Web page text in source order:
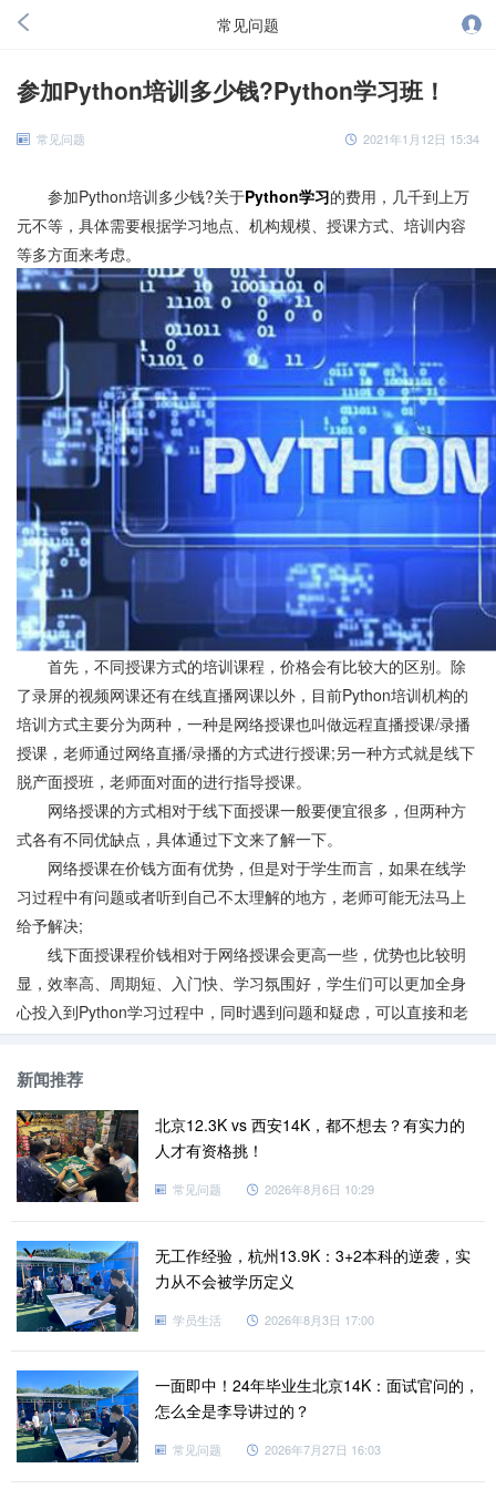
常见问题
参加Python培训多少钱?Python学习班！
常见问题 2021年1月12日 15:34
参加Python培训多少钱?关于Python学习的费用，几千到上万
元不等，具体需要根据学习地点、机构规模、授课方式、培训内容
等多方面来考虑。
首先，不同授课方式的培训课程，价格会有比较大的区别。除
了录屏的视频网课还有在线直播网课以外，目前Python培训机构的
培训方式主要分为两种，一种是网络授课也叫做远程直播授课/录播
授课，老师通过网络直播/录播的方式进行授课;另一种方式就是线下
脱产面授班，老师面对面的进行指导授课。
网络授课的方式相对于线下面授课一般要便宜很多，但两种方
式各有不同优缺点，具体通过下文来了解一下。
网络授课在价钱方面有优势，但是对于学生而言，如果在线学
习过程中有问题或者听到自己不太理解的地方，老师可能无法马上
给予解决;
线下面授课程价钱相对于网络授课会更高一些，优势也比较明
显，效率高、周期短、入门快、学习氛围好，学生们可以更加全身
心投入到Python学习过程中，同时遇到问题和疑虑，可以直接和老
师面对面进行交流解决。
其次，授课内容和培养方向不同，价格也会有所区别。各个机
于后端开发能力培养，不过从目前市场趋势来看，培训机构更多偏
向于全栈式开发课程，相对于前端或后端开发而言，Python全栈课
程价格会更高一些，当然这部分人才也是真正符合市场发展实际需
最后，想要和大家说，培训价格虽然是选择培训机构应该考虑
的因素，但不应该当做最重要的因素;当我们选择Python培训机构的
时候，应该从培训机构的实力、师资力量、课程体系等方面来考
虑，综合对比才能选择更靠谱的培训机构。
如果你对Python感兴趣，想要学习Python，就来老男孩教育吧!
老男孩教育Python培训采用线上、线下相结合的方式，科学的教学
方法，无论学员选择哪一种授课方式，均能学到真知识!
推荐阅读：
新闻推荐
北京12.3K vs 西安14K，都不想去？有实力的
人才有资格挑！
常见问题 2026年8月6日 10:29
无工作经验，杭州13.9K：3+2本科的逆袭，实
力从不会被学历定义
学员生活 2026年8月3日 17:00
一面即中！24年毕业生北京14K：面试官问的，
怎么全是李导讲过的？
常见问题 2026年7月27日 16:03